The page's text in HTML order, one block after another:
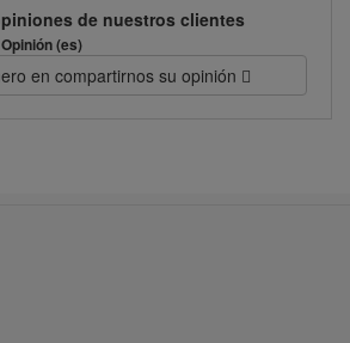
de nuestros clientes
(es)
en compartirnos su opinión